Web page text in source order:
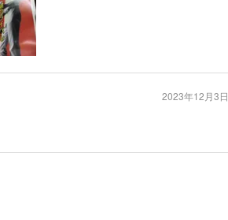
2023年12月3日